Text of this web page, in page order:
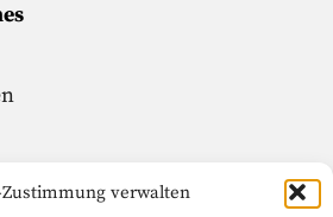
Zustimmung verwalten